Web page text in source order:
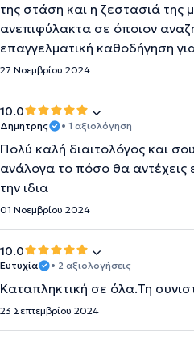
της στάση και η ζεστασιά της
ανεπιφύλακτα σε όποιον
επαγγελματική καθοδήγηση
27 Νοεμβρίου 2024
10.0
Δημητρης • 1 αξιολόγηση
Πολύ καλή διαιτολόγος και
ανάλογα το πόσο θα αντέχεις
την ιδια
01 Νοεμβρίου 2024
10.0
Ευτυχία • 2 αξιολογήσεις
Καταπληκτική σε όλα.Τη
23 Σεπτεμβρίου 2024